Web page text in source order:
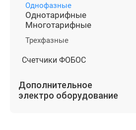
Однофазные
Однотарифные
Многотарифные
Трехфазные
Счетчики ФОБОС
Дополнительное
электро оборудование